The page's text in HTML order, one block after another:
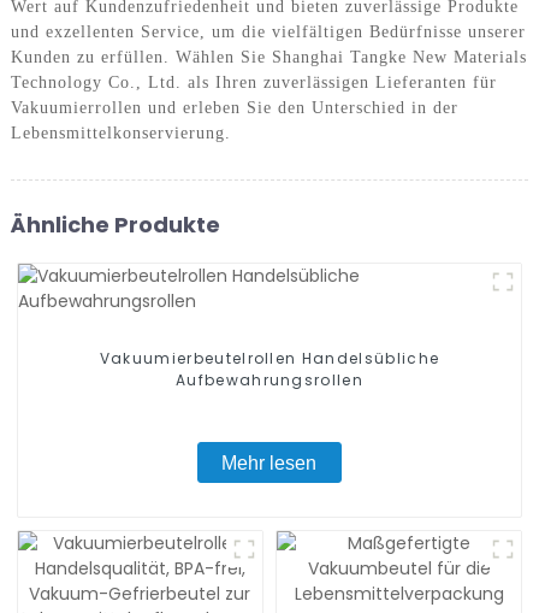
Wert auf Kundenzufriedenheit und bieten zuverlässige Produkte
und exzellenten Service, um die vielfältigen Bedürfnisse unserer
Kunden zu erfüllen. Wählen Sie Shanghai Tangke New Materials
Technology Co., Ltd. als Ihren zuverlässigen Lieferanten für
Vakuumierrollen und erleben Sie den Unterschied in der
Lebensmittelkonservierung.
Ähnliche Produkte
Vakuumierbeutelrollen Handelsübliche
Aufbewahrungsrollen
Mehr lesen